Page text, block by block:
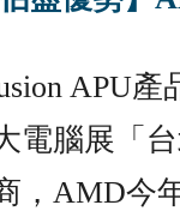
APU
電腦展「
，AMD今